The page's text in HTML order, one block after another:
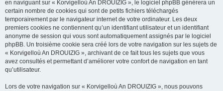
en naviguant sur « Korvigelloù An DROUIZIG », le logiciel phpBB génèrera un
certain nombre de cookies qui sont de petits fichiers téléchargés
temporairement par le navigateur internet de votre ordinateur. Les deux
premiers cookies ne contiennent qu’un identifiant utilisateur et un identifiant
anonyme de session qui vous sont automatiquement assignés par le logiciel
phpBB. Un troisième cookie sera créé lors de votre navigation sur les sujets de
« Korvigelloù An DROUIZIG », archivant de ce fait tous les sujets que vous
avez consultés et permettant d’améliorer votre confort de navigation en tant
qu’utilisateur.
Lors de votre navigation sur « Korvigelloù An DROUIZIG », nous pouvons